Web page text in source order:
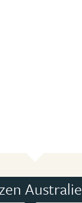
Australie